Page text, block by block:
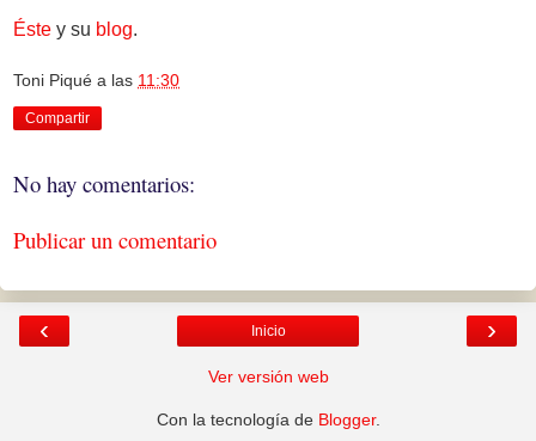
Éste y su blog.
Toni Piqué a las 11:30
Compartir
No hay comentarios:
Publicar un comentario
‹ ›
Inicio
Ver versión web
Con la tecnología de Blogger.